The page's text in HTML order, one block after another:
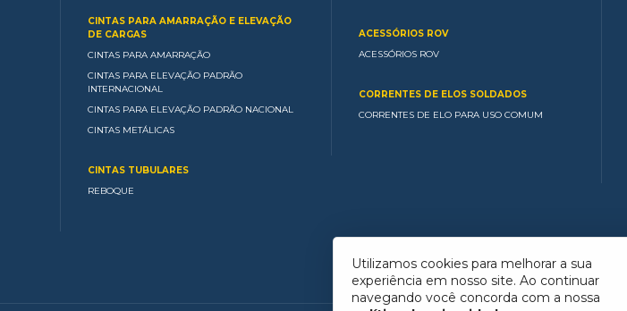
CINTAS PARA AMARRAÇÃO E ELEVAÇÃO
DE CARGAS
CINTAS PARA AMARRAÇÃO
CINTAS PARA ELEVAÇÃO PADRÃO
INTERNACIONAL
CINTAS PARA ELEVAÇÃO PADRÃO NACIONAL
CINTAS METÁLICAS
CINTAS TUBULARES
REBOQUE
ACESSÓRIOS ROV
ACESSÓRIOS ROV
CORRENTES DE ELOS SOLDADOS
CORRENTES DE ELO PARA USO COMUM
Utilizamos cookies para melhorar a sua
experiência em nosso site. Ao continuar
navegando você concorda com a nossa